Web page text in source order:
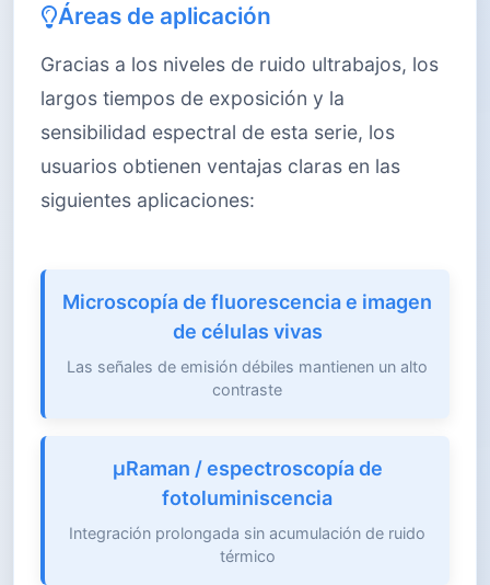
Áreas de aplicación
Gracias a los niveles de ruido ultrabajos, los
largos tiempos de exposición y la
sensibilidad espectral de esta serie, los
usuarios obtienen ventajas claras en las
siguientes aplicaciones:
Microscopía de fluorescencia e imagen
de células vivas
Las señales de emisión débiles mantienen un alto
contraste
μRaman / espectroscopía de
fotoluminiscencia
Integración prolongada sin acumulación de ruido
térmico